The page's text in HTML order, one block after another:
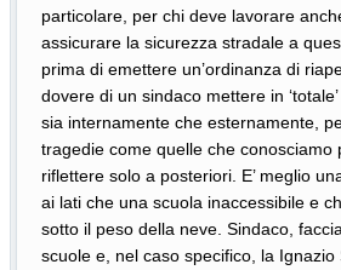
particolare, per chi deve lavorare
assicurare la sicurezza stradalea
prima di emettere un’ordinanza di
dovere di un sindaco mettere in
sia internamente che esternamente,
tragedie come quelle che conosciamo
riflettere solo a posteriori. E’ meglio
ai lati che una scuola inaccessibile e
sotto il peso della neve. Sindaco,
scuole e, nel caso specifico, la Ignazio